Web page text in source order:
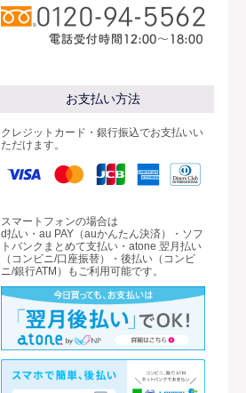
お支払い方法
クレジットカード・銀行振込でお支払いい
ただけます。
スマートフォンの場合は
d払い・au PAY（auかんたん決済）・ソフ
トバンクまとめて支払い・atone 翌月払い
（コンビニ/口座振替）・後払い（コンビ
ニ/銀行ATM）もご利用可能です。